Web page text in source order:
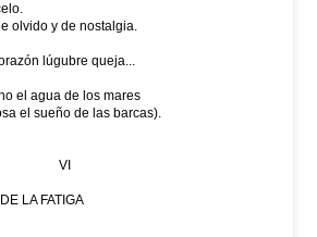
olvido y de nostalgia.
lúgubre queja...
el agua de los mares
el sueño de las barcas).
LA FATIGA